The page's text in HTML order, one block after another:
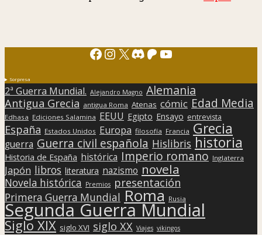
Facebook
Instagram
X Discord
Patreon
YouTube
Sorpresa
2ª Guerra Mundial. Alejandro Magno Alemania
Antigua Grecia antigua Roma Atenas cómic Edad Media
Edhasa Ediciones Salamina EEUU Egipto Ensayo entrevista
España Estados Unidos Europa filosofía Francia Grecia
guerra Guerra civil española Hislibris historia
Historia de España histórica Imperio romano Inglaterra
Japón libros literatura nazismo novela
Novela histórica Premios presentación
Primera Guerra Mundial Roma Rusia
Segunda Guerra Mundial
Siglo XIX siglo XVI siglo XX Viajes vikingos